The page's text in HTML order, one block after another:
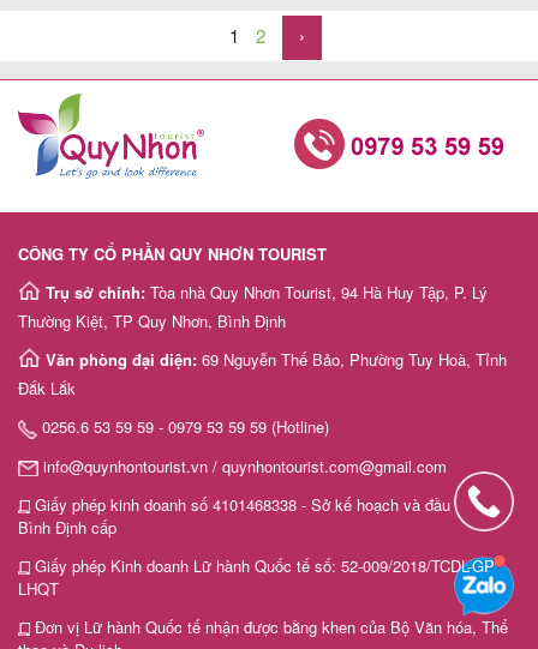
1 2 ›
CÔNG TY CỔ PHẦN QUY NHƠN TOURIST
Trụ sở chính: Tòa nhà Quy Nhơn Tourist, 94 Hà Huy Tập, P. Lý
Thường Kiệt, TP Quy Nhơn, Bình Định
Văn phòng đại diện: 69 Nguyễn Thế Bảo, Phường Tuy Hoà, Tỉnh
Đắk Lắk
0256.6 53 59 59 - 0979 53 59 59 (Hotline)
info@quynhontourist.vn / quynhontourist.com@gmail.com
Giấy phép kinh doanh số 4101468338 - Sở kế hoạch và đầu tư tỉnh
Bình Định cấp
Giấy phép Kinh doanh Lữ hành Quốc tế số: 52-009/2018/TCDL-GP
LHQT
Đơn vị Lữ hành Quốc tế nhận được bằng khen của Bộ Văn hóa, Thể